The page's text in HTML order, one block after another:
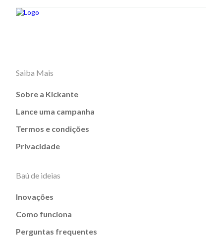
Saiba Mais
Sobre a Kickante
Lance uma campanha
Termos e condições
Privacidade
Baú de ideias
Inovações
Como funciona
Perguntas frequentes